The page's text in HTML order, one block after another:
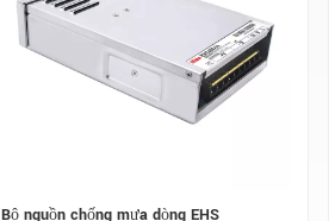
Bộ nguồn chống mưa dòng EHS